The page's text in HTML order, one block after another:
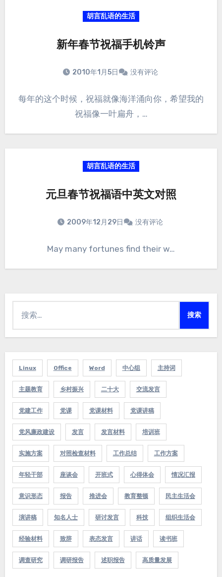
胡言乱语的生活
新年春节祝福手机铃声
2010年1月5日 没有评论
每年的这个时候，祝福就像海洋涌向你，希望我的
祝福像一叶扁舟，…
胡言乱语的生活
元旦春节祝福语中英文对照
2009年12月29日 没有评论
May many fortunes find their w…
索：
Linux Office Word 中心组 主持词
主题教育 乡村振兴 二十大 交流发言
党建工作 党课 党课材料 党课讲稿
党风廉政建设 发言 发言材料 培训班
实施方案 对照检查材料 工作总结 工作方案
年轻干部 座谈会 开班式 心得体会 情况汇报
意识形态 报告 推进会 教育整顿 民主生活会
演讲稿 知名人士 研讨发言 科技 组织生活会
经验材料 致辞 表态发言 讲话 读书班
调查研究 调研报告 述职报告 高质量发展